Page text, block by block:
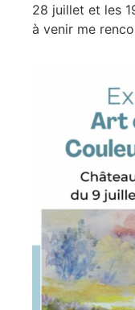
28 juillet et les
à venir me